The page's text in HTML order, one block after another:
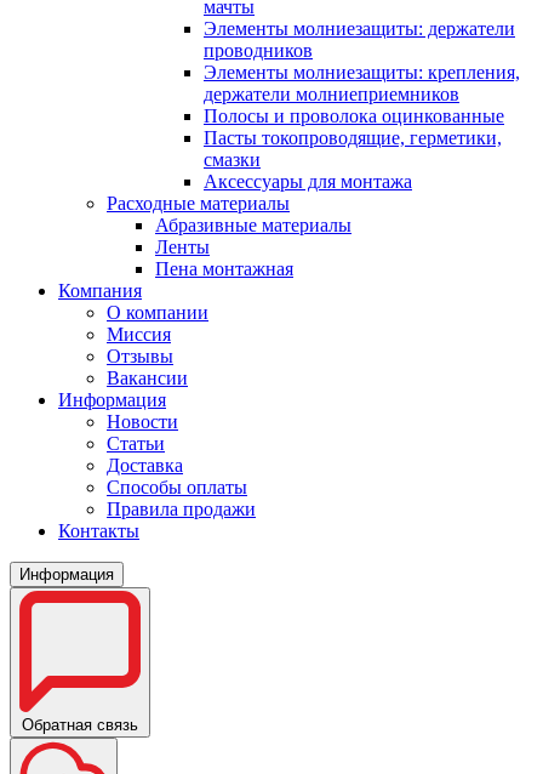
мачты
Элементы молниезащиты: держатели
проводников
Элементы молниезащиты: крепления,
держатели молниеприемников
Полосы и проволока оцинкованные
Пасты токопроводящие, герметики,
смазки
Аксессуары для монтажа
Расходные материалы
Абразивные материалы
Ленты
Пена монтажная
Компания
О компании
Миссия
Отзывы
Вакансии
Информация
Новости
Статьи
Доставка
Способы оплаты
Правила продажи
Контакты
Информация
Обратная связь